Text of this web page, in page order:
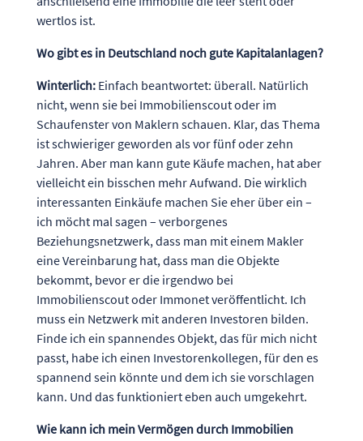
wertlos ist.
Wo gibt es in Deutschland noch gute Kapitalanlagen?
Winterlich:Einfach beantwortet: überall. Natürlich
nicht, wenn sie bei Immobilienscout oder im
Schaufenster von Maklern schauen. Klar, das Thema
ist schwieriger geworden als vor fünf oder zehn
Jahren. Aber man kann gute Käufe machen, hat aber
vielleicht ein bisschen mehr Aufwand. Die wirklich
interessanten Einkäufe machen Sie eher über ein –
ich möcht mal sagen – verborgenes
Beziehungsnetzwerk, dass man mit einem Makler
eine Vereinbarung hat, dass man die Objekte
bekommt, bevor er die irgendwo bei
Immobilienscout oder Immonet veröffentlicht. Ich
muss ein Netzwerk mit anderen Investoren bilden.
Finde ich ein spannendes Objekt, das für mich nicht
passt, habe ich einen Investorenkollegen, für den es
spannend sein könnte und dem ich sie vorschlagen
kann. Und das funktioniert eben auch umgekehrt.
Wie kann ich mein Vermögen durch Immobilien